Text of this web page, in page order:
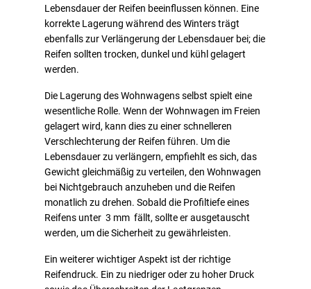
Lebensdauer der Reifen beeinflussen können. Eine
korrekte Lagerung während des Winters trägt
ebenfalls zur Verlängerung der Lebensdauer bei; die
Reifen sollten trocken, dunkel und kühl gelagert
werden.
Die Lagerung des Wohnwagens selbst spielt eine
wesentliche Rolle. Wenn der Wohnwagen im Freien
gelagert wird, kann dies zu einer schnelleren
Verschlechterung der Reifen führen. Um die
Lebensdauer zu verlängern, empfiehlt es sich, das
Gewicht gleichmäßig zu verteilen, den Wohnwagen
bei Nichtgebrauch anzuheben und die Reifen
monatlich zu drehen. Sobald die Profiltiefe eines
Reifens unter 3 mm fällt, sollte er ausgetauscht
werden, um die Sicherheit zu gewährleisten.
Ein weiterer wichtiger Aspekt ist der richtige
Reifendruck. Ein zu niedriger oder zu hoher Druck